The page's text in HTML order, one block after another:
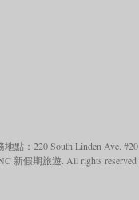
熠熠生輝
動人的南
灘，隨手
(粤港澳)珠
州專線：
：220 South Linden Ave.
新假期旅遊. All rights